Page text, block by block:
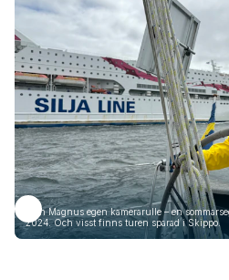
Från Magnus egen kamerarulle – en
2024. Och visst finns turen sparad i Skippo.